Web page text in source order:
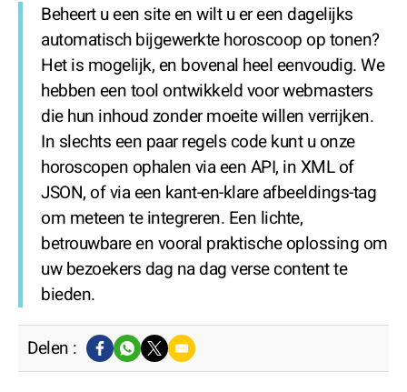
Beheert u een site en wilt u er een dagelijks
automatisch bijgewerkte horoscoop op tonen?
Het is mogelijk, en bovenal heel eenvoudig. We
hebben een tool ontwikkeld voor webmasters
die hun inhoud zonder moeite willen verrijken.
In slechts een paar regels code kunt u onze
horoscopen ophalen via een API, in XML of
JSON, of via een kant-en-klare afbeeldings-tag
om meteen te integreren. Een lichte,
betrouwbare en vooral praktische oplossing om
uw bezoekers dag na dag verse content te
bieden.
Delen :